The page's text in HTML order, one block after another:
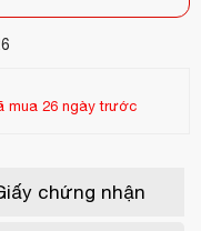
chứng nhận